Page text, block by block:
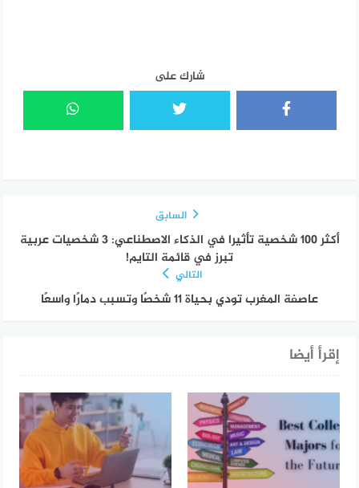
شارك على
السابق
أكثر 100 شخصية تأثيرا في الذكاء الاصطناعي: 3 شخصيات عربية
تبرز في قائمة التايم!
التالي
عاصفة المغرب تودي بحياة 11 شخصًا وتسبب دمارًا واسعًا
إقرأ أيضا